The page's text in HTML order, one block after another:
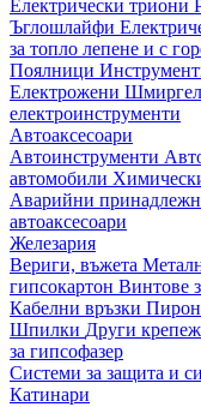
Електрически триони
Ъглошлайфи
за топло лепене и с
Поялници
Електрожени
електроинструменти
Автоаксесоари
Автоинструменти
автомобили
Аварийни
автоаксесоари
Железария
Вериги, въжета
гипсокартон Винтове
Кабелни връзки
Шпилки Други
за гипсофазер
Системи за защита и
Катинари